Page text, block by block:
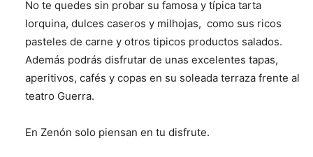
No te quedes sin probar su famosa y típica tarta
lorquina, dulces caseros y milhojas, como sus ricos
pasteles de carne y otros tipicos productos salados.
Además podrás disfrutar de unas excelentes tapas,
aperitivos, cafés y copas en su soleada terraza frente al
teatro Guerra.
En Zenón solo piensan en tu disfrute.